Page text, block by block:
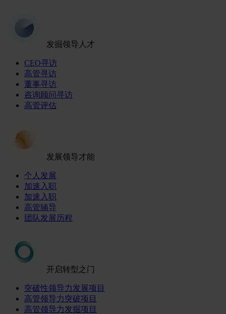
发掘领导人才
CEO寻访
高管寻访
董事寻访
咨询顾问寻访
高管评估
发展领导才能
个人发展
加速入职
加速入职
高管辅导
团队发展历程
开启转型之门
突破性领导力发展项目
高管领导力突破项目
高管领导力发掘项目